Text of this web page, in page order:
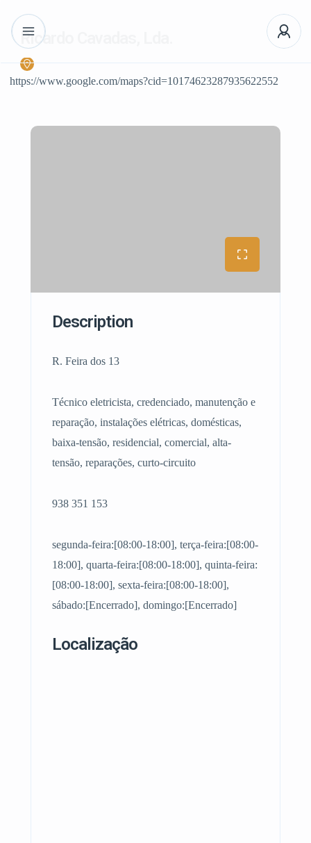
Ricardo Cavadas, Lda.
https://www.google.com/maps?cid=10174623287935622552
Description
R. Feira dos 13
Técnico eletricista, credenciado, manutenção e
reparação, instalações elétricas, domésticas,
baixa-tensão, residencial, comercial, alta-
tensão, reparações, curto-circuito
938 351 153
segunda-feira:[08:00-18:00], terça-feira:[08:00-
18:00], quarta-feira:[08:00-18:00], quinta-feira:
[08:00-18:00], sexta-feira:[08:00-18:00],
sábado:[Encerrado], domingo:[Encerrado]
Localização